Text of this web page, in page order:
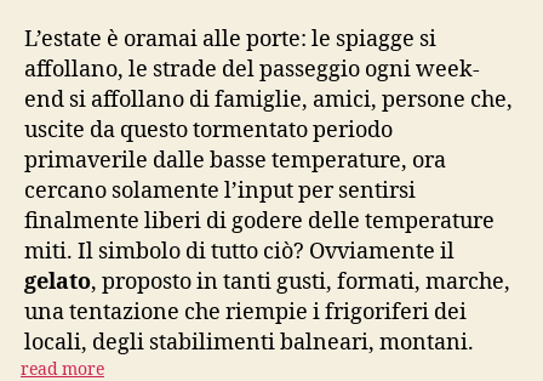
L’estate è oramai alle porte: le spiagge si
affollano, le strade del passeggio ogni week-
end si affollano di famiglie, amici, persone che,
uscite da questo tormentato periodo
primaverile dalle basse temperature, ora
cercano solamente l’input per sentirsi
finalmente liberi di godere delle temperature
miti. Il simbolo di tutto ciò? Ovviamente il
gelato, proposto in tanti gusti, formati, marche,
una tentazione che riempie i frigoriferi dei
locali, degli stabilimenti balneari, montani.
read more